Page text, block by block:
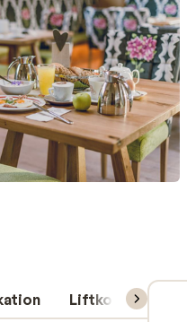
Liftkort/skileje/